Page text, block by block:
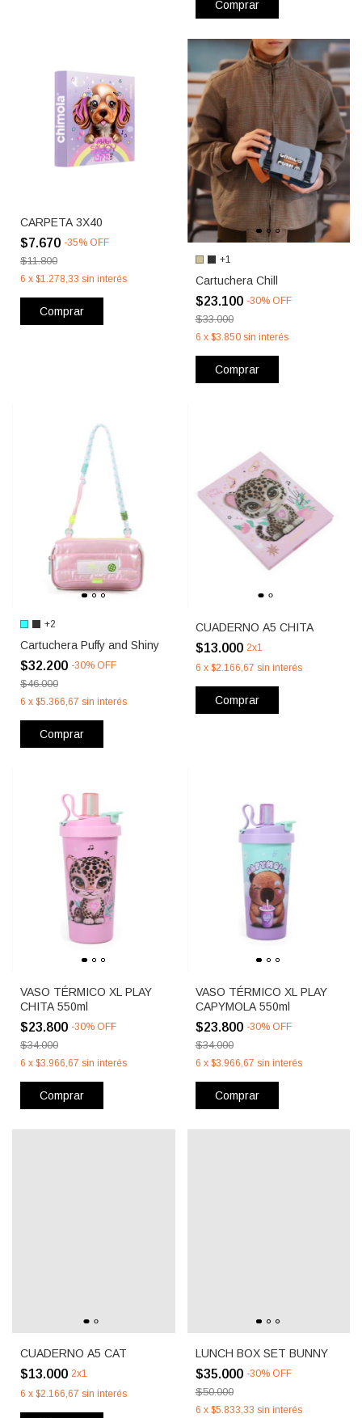
Comprar
CARPETA 3X40
$7.670 -35% OFF
$11.800
6 x $1.278,33 sin interés
Comprar
+1
Cartuchera Chill
$23.100 -30% OFF
$33.000
6 x $3.850 sin interés
Comprar
+2
Cartuchera Puffy and Shiny
$32.200 -30% OFF
$46.000
6 x $5.366,67 sin interés
Comprar
CUADERNO A5 CHITA
$13.000 2x1
6 x $2.166,67 sin interés
Comprar
VASO TÉRMICO XL PLAY
CHITA 550ml
$23.800 -30% OFF
$34.000
6 x $3.966,67 sin interés
Comprar
VASO TÉRMICO XL PLAY
CAPYMOLA 550ml
$23.800 -30% OFF
$34.000
6 x $3.966,67 sin interés
Comprar
CUADERNO A5 CAT
$13.000 2x1
6 x $2.166,67 sin interés
LUNCH BOX SET BUNNY
$35.000 -30% OFF
$50.000
6 x $5.833,33 sin interés